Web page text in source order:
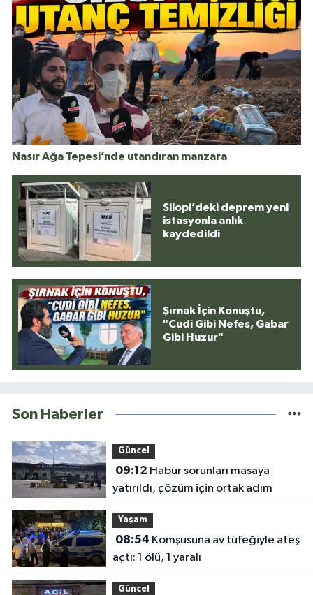
Nasır Ağa Tepesi’nde utandıran manzara
Silopi’deki deprem yeni
istasyonla anlık
kaydedildi
Şırnak İçin Konuştu,
"Cudi Gibi Nefes, Gabar
Gibi Huzur"
Son Haberler
Güncel
09:12
yatırıldı, çözüm için ortak adım
Yaşam
08:54
açtı: 1 ölü, 1 yaralı
Güncel